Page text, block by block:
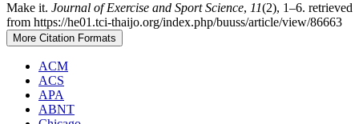
Make it. Journal of Exercise and Sport Science, 11(2), 1–6. retrieved
from https://he01.tci-thaijo.org/index.php/buuss/article/view/86663
More Citation Formats
ACM
ACS
APA
ABNT